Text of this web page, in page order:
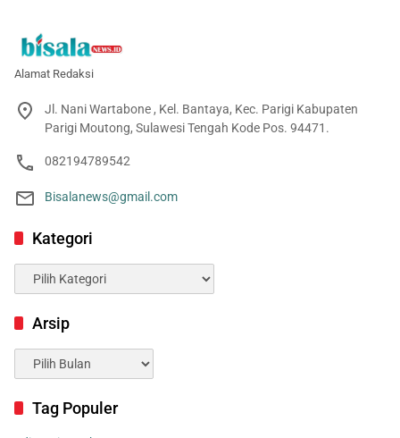
Alamat Redaksi
Jl. Nani Wartabone , Kel. Bantaya, Kec. Parigi Kabupaten
Parigi Moutong, Sulawesi Tengah Kode Pos. 94471.
082194789542
Bisalanews@gmail.com
Kategori
Kategori
Arsip
Arsip
Tag Populer